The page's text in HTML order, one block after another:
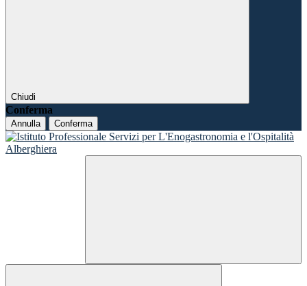
Chiudi
Conferma
Annulla Conferma